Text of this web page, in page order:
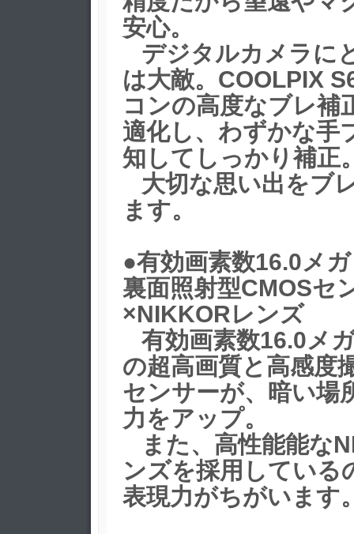
安心。
デジタルカメラに
は大敵。COOLPIX
コンの高度なブレ補
適化し、わずかな手
知してしっかり補正
大切な思い出をブ
ます。
●有効画素数16.0メ
裏面照射型CMOSセ
×NIKKORレンズ
有効画素数16.0メ
の超高画質と高感度
センサーが、暗い場
力をアップ。
また、高性能能な
ンズを採用している
表現力がちがいます